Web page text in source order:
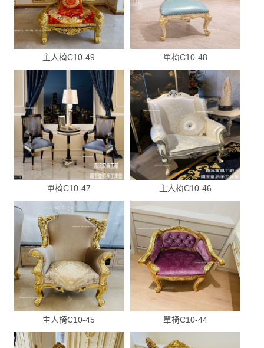
主人椅C10-49 單椅C10-48
單椅C10-47 主人椅C10-46
主人椅C10-45 單椅C10-44